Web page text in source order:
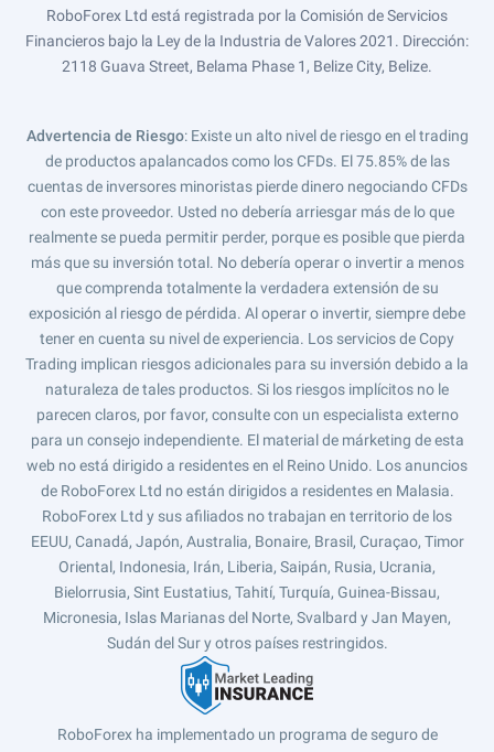
RoboForex Ltd está registrada por la Comisión de Servicios
Financieros bajo la Ley de la Industria de Valores 2021. Dirección:
2118 Guava Street, Belama Phase 1, Belize City, Belize.
Advertencia de Riesgo: Existe un alto nivel de riesgo en el trading
de productos apalancados como los CFDs. El 75.85% de las
cuentas de inversores minoristas pierde dinero negociando CFDs
con este proveedor. Usted no debería arriesgar más de lo que
realmente se pueda permitir perder, porque es posible que pierda
más que su inversión total. No debería operar o invertir a menos
que comprenda totalmente la verdadera extensión de su
exposición al riesgo de pérdida. Al operar o invertir, siempre debe
tener en cuenta su nivel de experiencia. Los servicios de Copy
Trading implican riesgos adicionales para su inversión debido a la
naturaleza de tales productos. Si los riesgos implícitos no le
parecen claros, por favor, consulte con un especialista externo
para un consejo independiente. El material de márketing de esta
web no está dirigido a residentes en el Reino Unido. Los anuncios
de RoboForex Ltd no están dirigidos a residentes en Malasia.
RoboForex Ltd y sus afiliados no trabajan en territorio de los
EEUU, Canadá, Japón, Australia, Bonaire, Brasil, Curaçao, Timor
Oriental, Indonesia, Irán, Liberia, Saipán, Rusia, Ucrania,
Bielorrusia, Sint Eustatius, Tahití, Turquía, Guinea-Bissau,
Micronesia, Islas Marianas del Norte, Svalbard y Jan Mayen,
Sudán del Sur y otros países restringidos.
RoboForex ha implementado un programa de seguro de